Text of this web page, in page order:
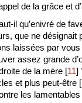
de la grâce et
il qu’enivré de
que ne désignait
laissées par
assez grande
de la mère [11]
et plus peut-être [
les